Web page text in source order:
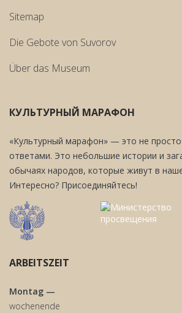
Sitemap
Die Gebote von Suvorov
Über das Museum
КУЛЬТУРНЫЙ МАРАФОН
«Культурный марафон» — это не
ответами. Это небольшие истории и
обычаях народов, которые живут в
Интересно? Присоединяйтесь!
ARBEITSZEIT
Montag —
wochenende